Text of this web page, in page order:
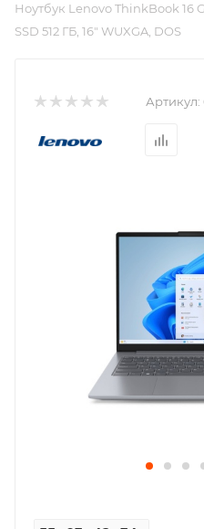
Ноутбук Lenovo ThinkBook 16
SSD 512 ГБ, 16″ WUXGA, DOS
Артикул: